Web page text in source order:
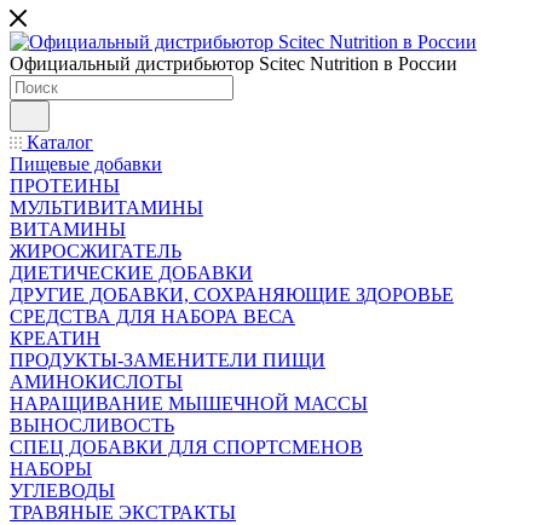
Официальный дистрибьютор Scitec Nutrition в России
Каталог
Пищевые добавки
ПРОТЕИНЫ
МУЛЬТИВИТАМИНЫ
ВИТАМИНЫ
ЖИРОСЖИГАТЕЛЬ
ДИЕТИЧЕСКИЕ ДОБАВКИ
ДРУГИЕ ДОБАВКИ, СОХРАНЯЮЩИЕ ЗДОРОВЬЕ
СРЕДСТВА ДЛЯ НАБОРА ВЕСА
КРЕАТИН
ПРОДУКТЫ-ЗАМЕНИТЕЛИ ПИЩИ
АМИНОКИСЛОТЫ
НАРАЩИВАНИЕ МЫШЕЧНОЙ МАССЫ
ВЫНОСЛИВОСТЬ
СПЕЦ ДОБАВКИ ДЛЯ СПОРТСМЕНОВ
НАБОРЫ
УГЛЕВОДЫ
ТРАВЯНЫЕ ЭКСТРАКТЫ